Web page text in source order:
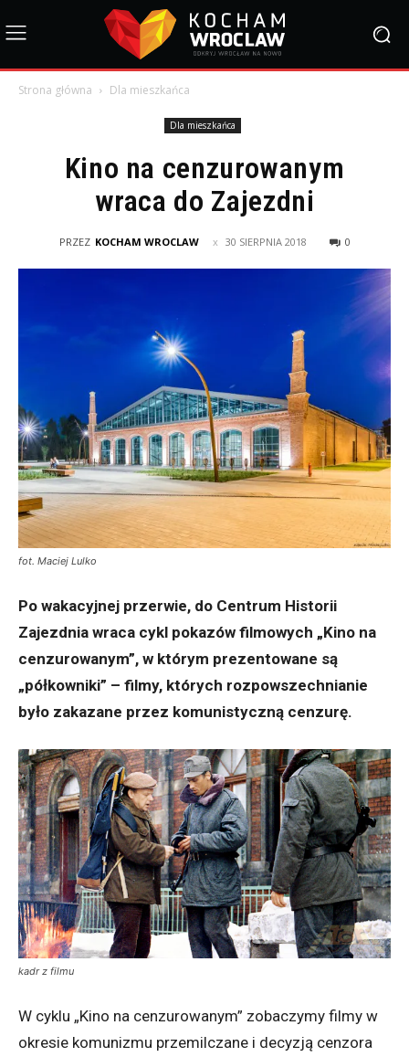
Strona główna Dla mieszkańca
Dla mieszkańca
Kino na cenzurowanym
wraca do Zajezdni
PRZEZ KOCHAM WROCLAW 30 SIERPNIA 2018 0
fot. Maciej Lulko
Po wakacyjnej przerwie, do Centrum Historii
Zajezdnia wraca cykl pokazów filmowych „Kino na
cenzurowanym”, w którym prezentowane są
„półkowniki” – filmy, których rozpowszechnianie
było zakazane przez komunistyczną cenzurę.
kadr z filmu
W cyklu „Kino na cenzurowanym” zobaczymy filmy w
okresie komunizmu przemilczane i decyzją cenzora